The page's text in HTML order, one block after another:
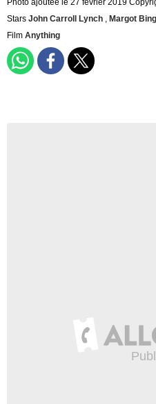
Photo ajoutée le 27 février 2019
Stars John Carroll Lynch , Margot
Film Anything